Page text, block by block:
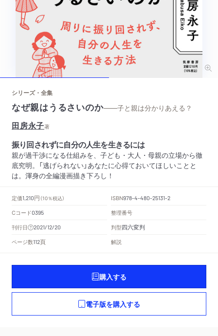
シリーズ・全集
なぜ親はうるさいのか——子と親は分かりあえる？
田房永子著
振り回されずに自分の人生を生きるには
親が過干渉になる仕組みを、子ども・大人・母親の立場から徹
底究明。「逃げられない」あなたに心得ておいてほしいことと
は。渾身の全編漫画描き下ろし！
定価1,210円 （10％税込） ISBN978-4-480-25131-2
Cコード0395
整理番号
刊行日
2021/12/20 判型四六変判
ページ数112頁 解説
購入する
電子版を購入する